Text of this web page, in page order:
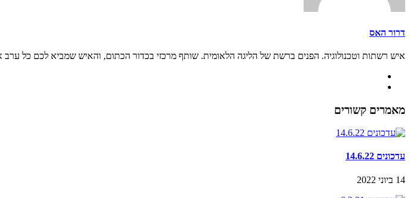
דרור האס
איש רשתות וטכנולוגיה. הפנים ברשת של הליגה הלאומית. שותף מרכזי בכדור הכתום, והאיש שמביא לכם כל ערב
מאמרים קשורים
עדכונים 14.6.22
14 ביוני 2022